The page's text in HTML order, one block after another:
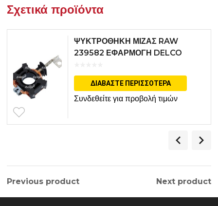
Σχετικά προϊόντα
ΨΥΚΤΡΟΘΗΚΗ ΜΙΖΑΣ RAW
239582 ΕΦΑΡΜΟΓΗ DELCO
ΔΙΑΒΆΣΤΕ ΠΕΡΙΣΣΌΤΕΡΑ
Συνδεθείτε για προβολή τιμών
Previous product Next product